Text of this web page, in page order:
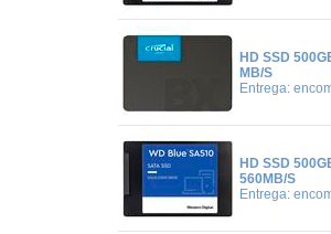
HD SSD
MB/S
Entrega:
HD SSD
560MB/S
Entrega: